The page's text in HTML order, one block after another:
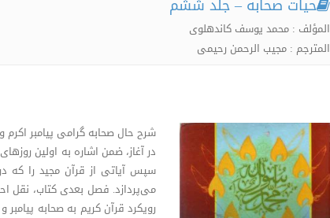
المؤلف : محمد یوسف کاندهلوی
المترجم : مجیب الرحمن رحیمی
در آغاز، ضمن اشاره به اولین
سپس آیاتی از قرآن مجید را که
می‌پردازد. فصل بعدی کتاب، نقل
رویکرد قرآن کریم به صحابه